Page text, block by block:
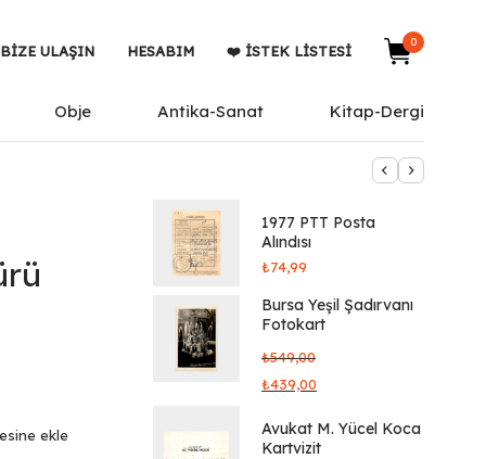
BIZE ULAŞIN HESABIM ❤️ İSTEK LISTESI
0
Obje Antika-Sanat Kitap-Dergi
ekle
1977 PTT Posta
Alındısı
₺74,99
Bursa Yeşil Şadırvanı
Fotokart
₺549,00
₺439,00
Avukat M. Yücel Koca
Kartvizit